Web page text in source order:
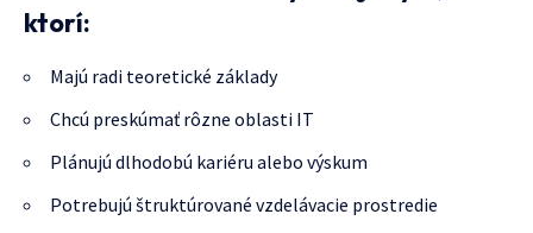
ktorí:
Majú radi teoretické základy
Chcú preskúmať rôzne oblasti IT
Plánujú dlhodobú kariéru alebo výskum
Potrebujú štruktúrované vzdelávacie prostredie